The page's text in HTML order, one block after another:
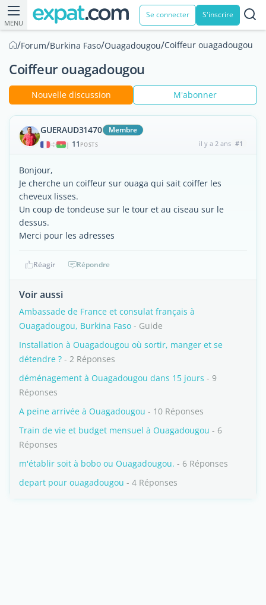
MENU
Se connecter S'inscrire
/Forum/Burkina Faso/Ouagadougou/Coiffeur ouagadougou
Coiffeur ouagadougou
Nouvelle discussion M'abonner
GUERAUD31470 Membre
| 11 POSTS il y a 2 ans #1
Bonjour,
Je cherche un coiffeur sur ouaga qui sait coiffer les
cheveux lisses.
Un coup de tondeuse sur le tour et au ciseau sur le
dessus.
Merci pour les adresses
Réagir Répondre
Voir aussi
Ambassade de France et consulat français à
Ouagadougou, Burkina Faso - Guide
Installation à Ouagadougou où sortir, manger et se
détendre ? - 2 Réponses
déménagement à Ouagadougou dans 15 jours - 9
Réponses
A peine arrivée à Ouagadougou - 10 Réponses
Train de vie et budget mensuel à Ouagadougou - 6
Réponses
m'établir soit à bobo ou Ouagadougou. - 6 Réponses
depart pour ouagadougou - 4 Réponses